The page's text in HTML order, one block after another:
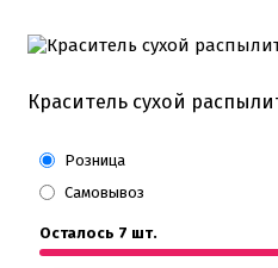
Краситель сухой
Розница
Самовывоз
Осталось 7 шт.